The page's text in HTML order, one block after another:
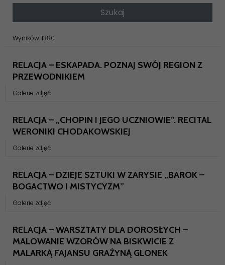
Wyników: 1380
RELACJA – ESKAPADA. POZNAJ SWÓJ REGION Z
PRZEWODNIKIEM
Galerie zdjęć
RELACJA – „CHOPIN I JEGO UCZNIOWIE”. RECITAL
WERONIKI CHODAKOWSKIEJ
Galerie zdjęć
RELACJA – DZIEJE SZTUKI W ZARYSIE „BAROK –
BOGACTWO I MISTYCYZM”
Galerie zdjęć
RELACJA – WARSZTATY DLA DOROSŁYCH –
MALOWANIE WZORÓW NA BISKWICIE Z
MALARKĄ FAJANSU GRAŻYNĄ GLONEK